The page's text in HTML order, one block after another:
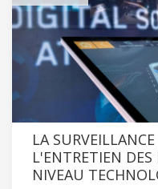
LA
L'ENTRETIEN
NIVEAU